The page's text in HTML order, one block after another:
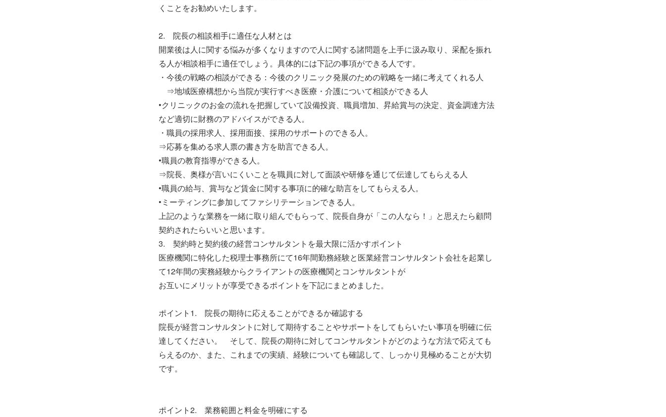
くことをお勧めいたします。
2. 院長の相談相手に適任な人材とは
開業後は人に関する悩みが多くなりますので人に関する諸問題を上手に汲み取り、采配を振れ
る人が相談相手に適任でしょう。具体的には下記の事項ができる人です。
・今後の戦略の相談ができる：今後のクリニック発展のための戦略を一緒に考えてくれる人
⇒地域医療構想から当院が実行すべき医療・介護について相談ができる人
•クリニックのお金の流れを把握していて設備投資、職員増加、昇給賞与の決定、資金調達方法
など適切に財務のアドバイスができる人。
・職員の採用求人、採用面接、採用のサポートのできる人。
⇒応募を集める求人票の書き方を助言できる人。
•職員の教育指導ができる人。
⇒院長、奥様が言いにくいことを職員に対して面談や研修を通じて伝達してもらえる人
•職員の給与、賞与など賃金に関する事項に的確な助言をしてもらえる人。
•ミーティングに参加してファシリテーションできる人。
上記のような業務を一緒に取り組んでもらって、院長自身が「この人なら！」と思えたら顧問
契約されたらいいと思います。
3. 契約時と契約後の経営コンサルタントを最大限に活かすポイント
医療機関に特化した税理士事務所にて16年間勤務経験と医業経営コンサルタント会社を起業し
て12年間の実務経験からクライアントの医療機関とコンサルタントが
お互いにメリットが享受できるポイントを下記にまとめました。
ポイント1. 院長の期待に応えることができるか確認する
院長が経営コンサルタントに対して期待することやサポートをしてもらいたい事項を明確に伝
達してください。 そして、院長の期待に対してコンサルタントがどのような方法で応えても
らえるのか、また、これまでの実績、経験についても確認して、しっかり見極めることが大切
です。
ポイント2. 業務範囲と料金を明確にする